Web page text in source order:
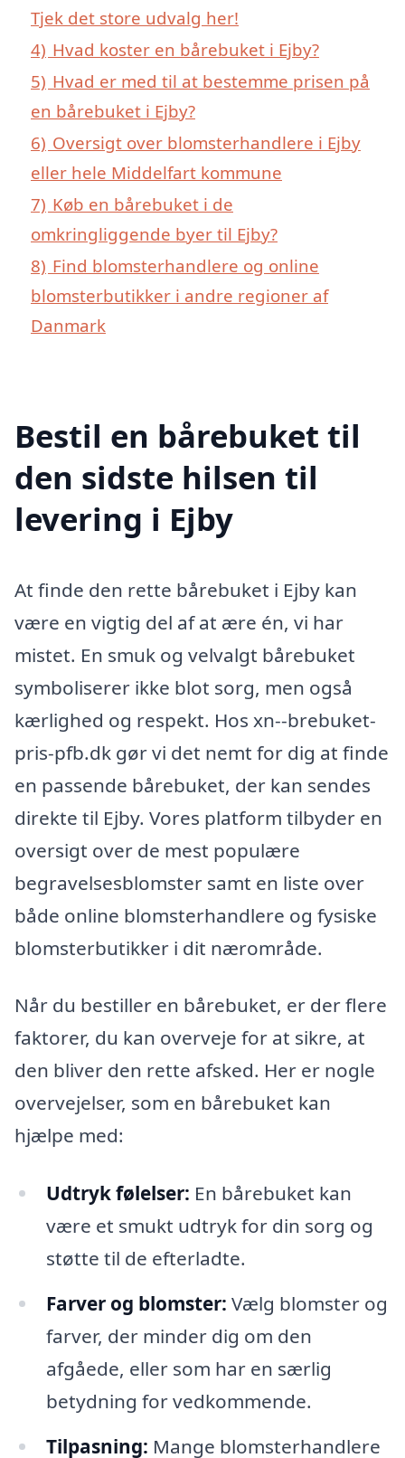
Tjek det store udvalg her!
4) Hvad koster en bårebuket i Ejby?
5) Hvad er med til at bestemme prisen på
en bårebuket i Ejby?
6) Oversigt over blomsterhandlere i Ejby
eller hele Middelfart kommune
7) Køb en bårebuket i de
omkringliggende byer til Ejby?
8) Find blomsterhandlere og online
blomsterbutikker i andre regioner af
Danmark
Bestil en bårebuket til
den sidste hilsen til
levering i Ejby
At finde den rette bårebuket i Ejby kan
være en vigtig del af at ære én, vi har
mistet. En smuk og velvalgt bårebuket
symboliserer ikke blot sorg, men også
kærlighed og respekt. Hos xn--brebuket-
pris-pfb.dk gør vi det nemt for dig at finde
en passende bårebuket, der kan sendes
direkte til Ejby. Vores platform tilbyder en
oversigt over de mest populære
begravelsesblomster samt en liste over
både online blomsterhandlere og fysiske
blomsterbutikker i dit nærområde.
Når du bestiller en bårebuket, er der flere
faktorer, du kan overveje for at sikre, at
den bliver den rette afsked. Her er nogle
overvejelser, som en bårebuket kan
hjælpe med:
Udtryk følelser: En bårebuket kan
være et smukt udtryk for din sorg og
støtte til de efterladte.
Farver og blomster: Vælg blomster og
farver, der minder dig om den
afgåede, eller som har en særlig
betydning for vedkommende.
Tilpasning: Mange blomsterhandlere